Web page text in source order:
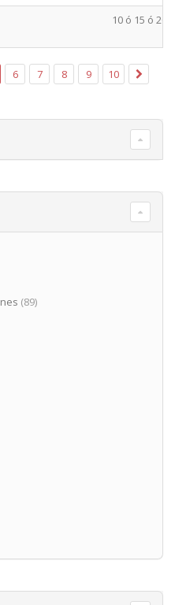
10 ó 15 ó 20
6 7 8 9 10
(89)